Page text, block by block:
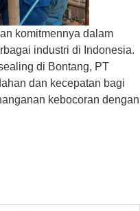
komitmennya dalam
industri di Indonesia.
di Bontang, PT
dan kecepatan bagi
kebocoran dengan